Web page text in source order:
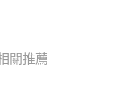
關推薦